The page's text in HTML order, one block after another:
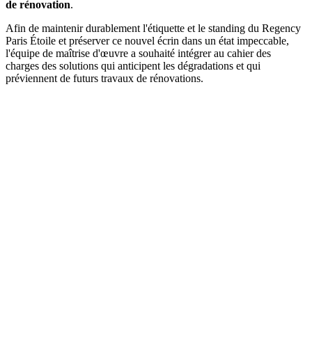
de rénovation.
Afin de maintenir durablement l'étiquette et le standing du Regency
Paris Étoile et préserver ce nouvel écrin dans un état impeccable,
l'équipe de maîtrise d'œuvre a souhaité intégrer au cahier des
charges des solutions qui anticipent les dégradations et qui
préviennent de futurs travaux de rénovations.